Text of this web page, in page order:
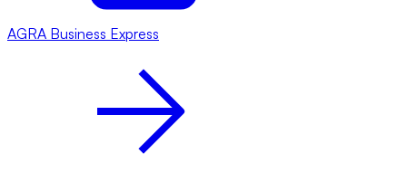
AGRA Business Express